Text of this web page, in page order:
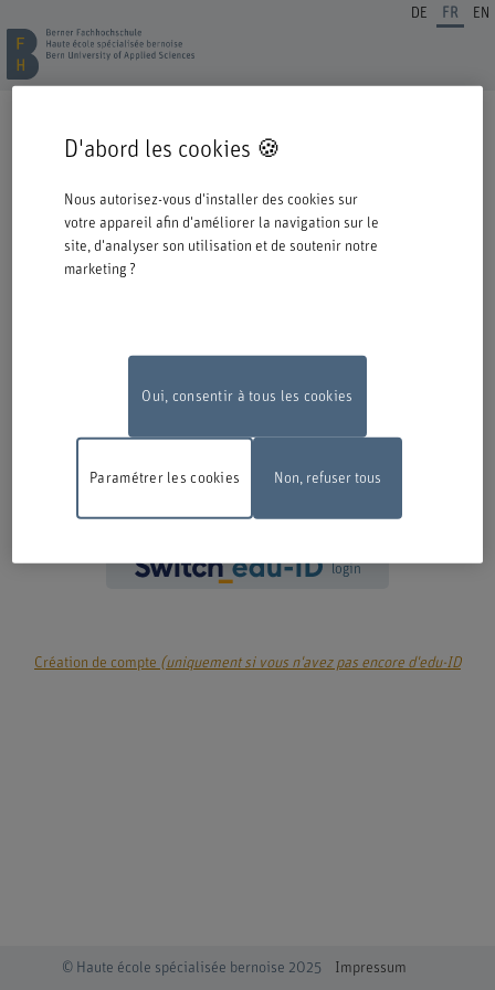
DE FR EN
Cordiale bienvenue à la BFH. Vous avez opté pour une formation ou un
Veuillez prendre connaissance des informations ci-dessous concernant le
processus d'inscription.
Authentification avec Switch edu-ID
Travaux de maintenance En raison de travaux de maintenance, le
2026, entre 18 h et 22 h.Nous vous remercions de votre compréhension
login
Création de compte (uniquement si vous n'avez pas encore d'edu-ID
© Haute école spécialisée bernoise 2025 Impressum
D'abord les cookies 🍪
Nous autorisez-vous d'installer des cookies sur
votre appareil afin d'améliorer la navigation sur le
site, d'analyser son utilisation et de soutenir notre
marketing ?
Oui, consentir à tous les cookies
Paramétrer les cookies Non, refuser tous